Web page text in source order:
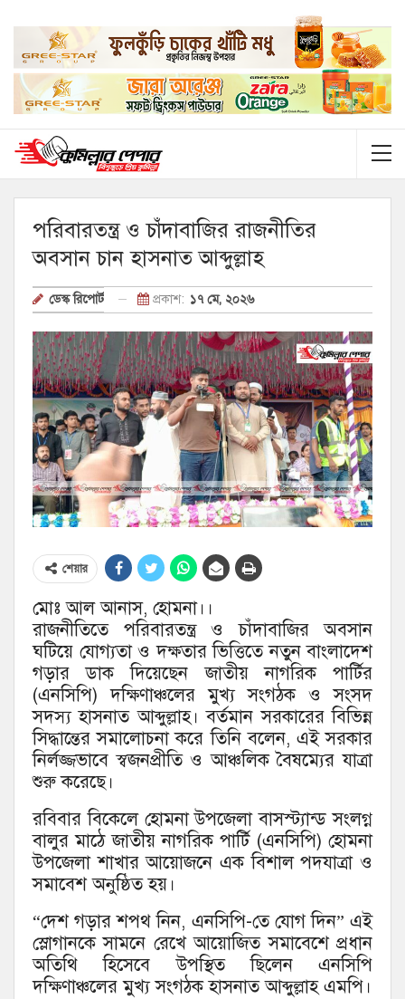
পরিবারতন্ত্র ও চাঁদাবাজির রাজনীতির
অবসান চান হাসনাত আব্দুল্লাহ
ডেস্ক রিপোর্ট প্রকাশ: ১৭ মে, ২০২৬
শেয়ার
মোঃ আল আনাস, হোমনা।।
রাজনীতিতে পরিবারতন্ত্র ও চাঁদাবাজির অবসান
ঘটিয়ে যোগ্যতা ও দক্ষতার ভিত্তিতে নতুন বাংলাদেশ
গড়ার ডাক দিয়েছেন জাতীয় নাগরিক পার্টির
(এনসিপি) দক্ষিণাঞ্চলের মুখ্য সংগঠক ও সংসদ
সদস্য হাসনাত আব্দুল্লাহ। বর্তমান সরকারের বিভিন্ন
সিদ্ধান্তের সমালোচনা করে তিনি বলেন, এই সরকার
নির্লজ্জভাবে স্বজনপ্রীতি ও আঞ্চলিক বৈষম্যের যাত্রা
শুরু করেছে।
রবিবার বিকেলে হোমনা উপজেলা বাসস্ট্যান্ড সংলগ্ন
বালুর মাঠে জাতীয় নাগরিক পার্টি (এনসিপি) হোমনা
উপজেলা শাখার আয়োজনে এক বিশাল পদযাত্রা ও
সমাবেশ অনুষ্ঠিত হয়।
“দেশ গড়ার শপথ নিন, এনসিপি-তে যোগ দিন” এই
স্লোগানকে সামনে রেখে আয়োজিত সমাবেশে প্রধান
অতিথি হিসেবে উপস্থিত ছিলেন এনসিপি
দক্ষিণাঞ্চলের মুখ্য সংগঠক হাসনাত আব্দুল্লাহ এমপি।